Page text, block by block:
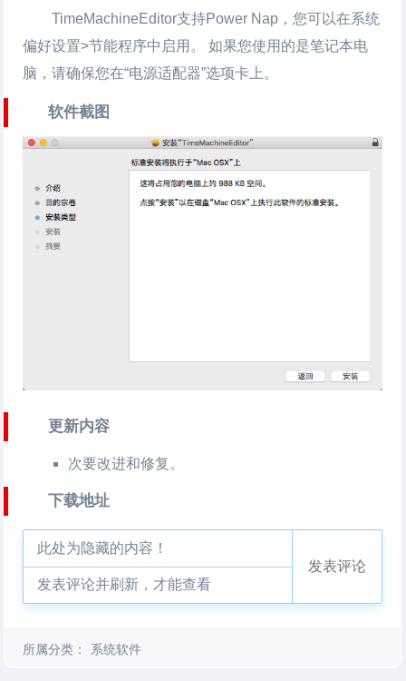
TimeMachineEditor支持Power Nap，您可以在系统
偏好设置>节能程序中启用。 如果您使用的是笔记本电
脑，请确保您在“电源适配器”选项卡上。
软件截图
更新内容
次要改进和修复。
下载地址
此处为隐藏的内容！
发表评论并刷新，才能查看
发表评论
所属分类： 系统软件